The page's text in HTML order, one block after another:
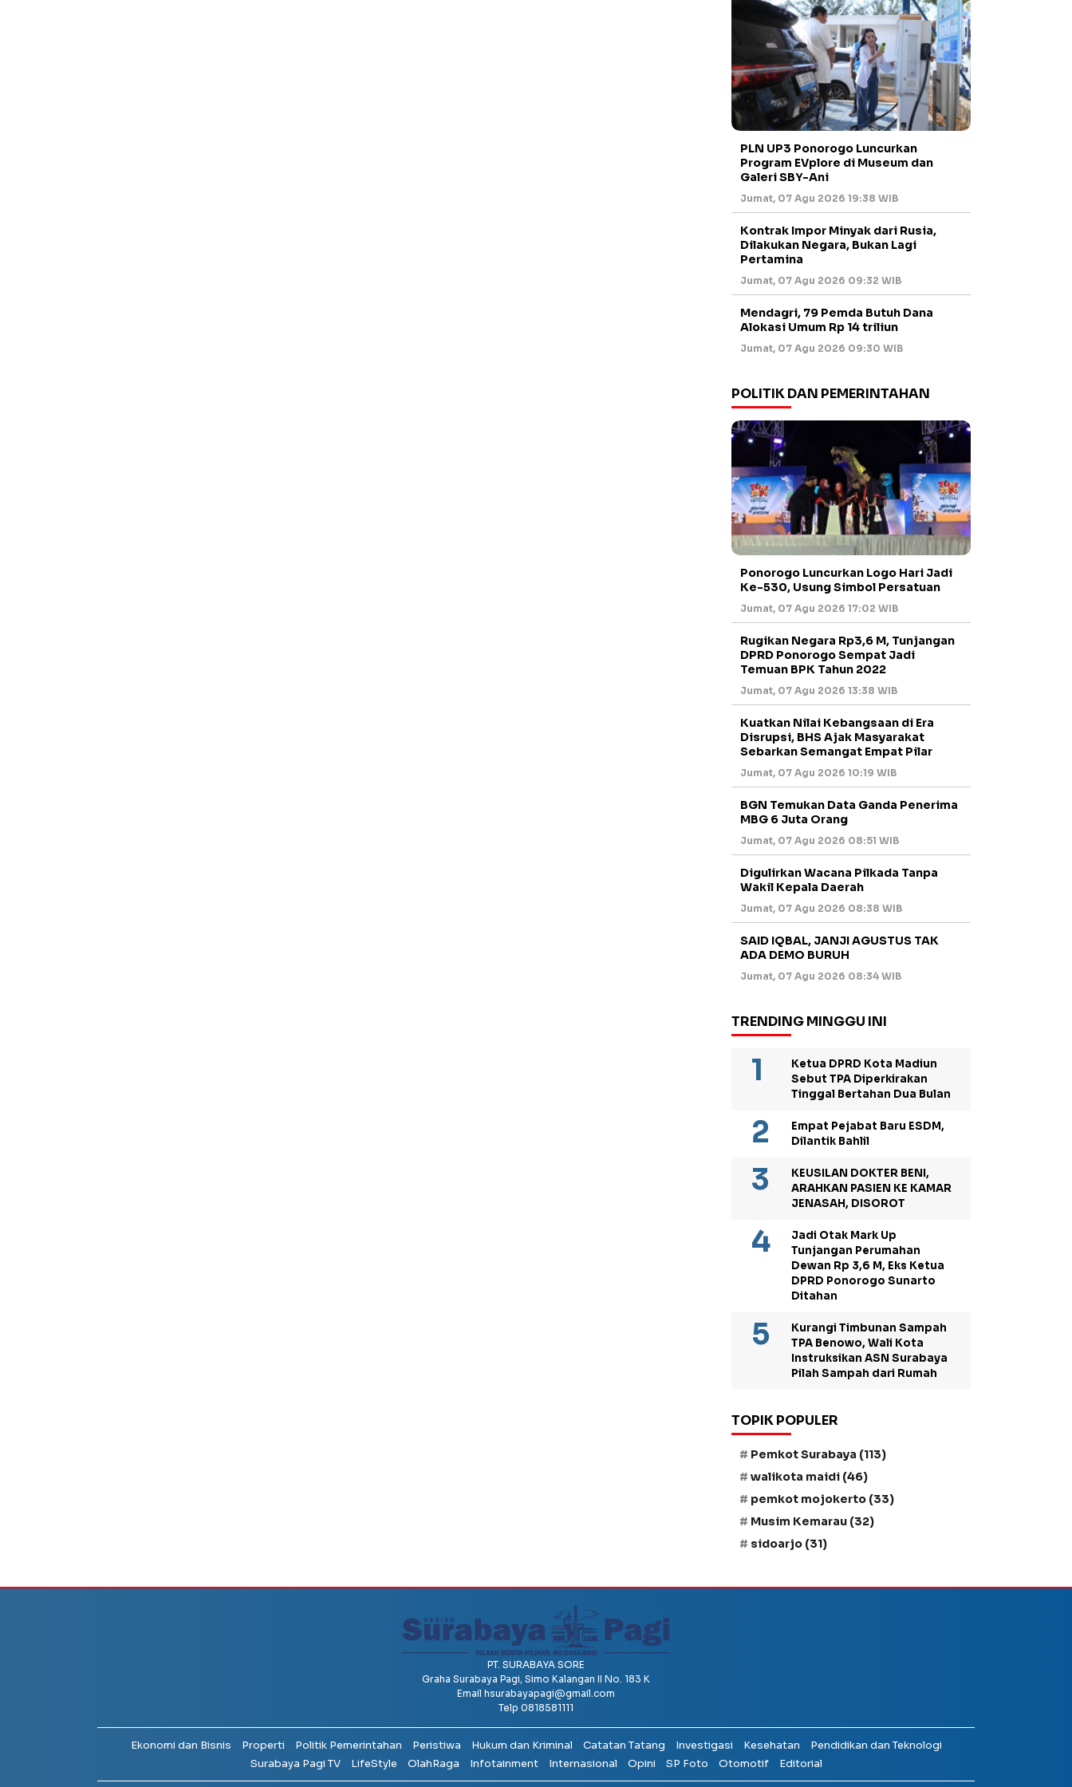
PLN UP3 Ponorogo Luncurkan
Program EVplore di Museum dan
Galeri SBY-Ani
Jumat, 07 Agu 2026 19:38 WIB
Kontrak Impor Minyak dari Rusia,
Dilakukan Negara, Bukan Lagi
Pertamina
Jumat, 07 Agu 2026 09:32 WIB
Mendagri, 79 Pemda Butuh Dana
Alokasi Umum Rp 14 triliun
Jumat, 07 Agu 2026 09:30 WIB
POLITIK DAN PEMERINTAHAN
Ponorogo Luncurkan Logo Hari Jadi
Ke-530, Usung Simbol Persatuan
Jumat, 07 Agu 2026 17:02 WIB
Rugikan Negara Rp3,6 M, Tunjangan
DPRD Ponorogo Sempat Jadi
Temuan BPK Tahun 2022
Jumat, 07 Agu 2026 13:38 WIB
Kuatkan Nilai Kebangsaan di Era
Disrupsi, BHS Ajak Masyarakat
Sebarkan Semangat Empat Pilar
Jumat, 07 Agu 2026 10:19 WIB
BGN Temukan Data Ganda Penerima
MBG 6 Juta Orang
Jumat, 07 Agu 2026 08:51 WIB
Digulirkan Wacana Pilkada Tanpa
Wakil Kepala Daerah
Jumat, 07 Agu 2026 08:38 WIB
SAID IQBAL, JANJI AGUSTUS TAK
ADA DEMO BURUH
Jumat, 07 Agu 2026 08:34 WIB
TRENDING MINGGU INI
Ketua DPRD Kota Madiun
Sebut TPA Diperkirakan
Tinggal Bertahan Dua Bulan
Empat Pejabat Baru ESDM,
Dilantik Bahlil
KEUSILAN DOKTER BENI,
ARAHKAN PASIEN KE KAMAR
JENASAH, DISOROT
Jadi Otak Mark Up
Tunjangan Perumahan
Dewan Rp 3,6 M, Eks Ketua
DPRD Ponorogo Sunarto
Ditahan
Kurangi Timbunan Sampah
TPA Benowo, Wali Kota
Instruksikan ASN Surabaya
Pilah Sampah dari Rumah
TOPIK POPULER
Pemkot Surabaya (113)
walikota maidi (46)
pemkot mojokerto (33)
Musim Kemarau (32)
sidoarjo (31)
PT. SURABAYA SORE
Graha Surabaya Pagi, Simo Kalangan II No. 183 K
Email hsurabayapagi@gmail.com
Telp 0818581111
Ekonomi dan Bisnis Properti Politik Pemerintahan Peristiwa Hukum dan Kriminal Catatan Tatang Investigasi Kesehatan
Pendidikan dan Teknologi
Surabaya Pagi TV
LifeStyle OlahRaga Infotainment Internasional Opini SP Foto Otomotif Editorial